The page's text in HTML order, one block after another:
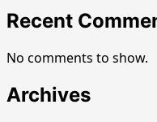
Recent
No comments to show.
Archives